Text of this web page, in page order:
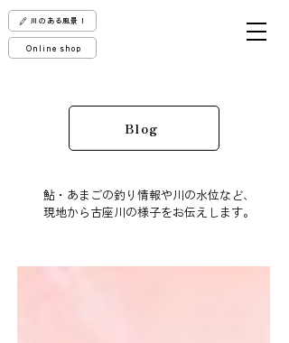
川のある風景！
Online shop
Blog
鮎・あまごの釣り情報や川の水位など、
現地から古座川の様子をお伝えします。